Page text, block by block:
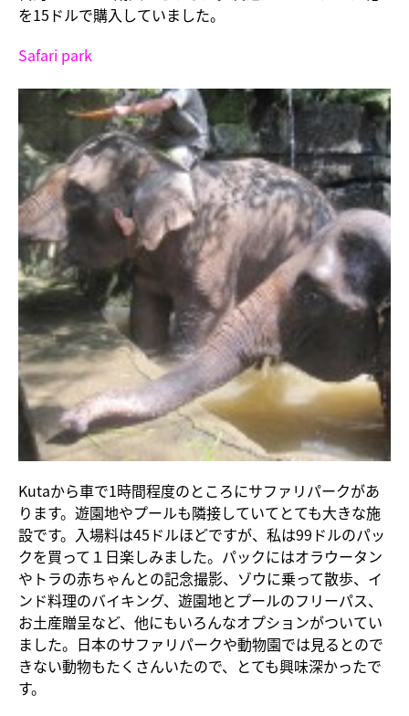
を15ドルで購入していました。
Safari park
Kutaから車で1時間程度のところにサファリパークがあ
ります。遊園地やプールも隣接していてとても大きな施
設です。入場料は45ドルほどですが、私は99ドルのパッ
クを買って１日楽しみました。パックにはオラウータン
やトラの赤ちゃんとの記念撮影、ゾウに乗って散歩、イ
ンド料理のバイキング、遊園地とプールのフリーパス、
お土産贈呈など、他にもいろんなオプションがついてい
ました。日本のサファリパークや動物園では見るとので
きない動物もたくさんいたので、とても興味深かったで
す。